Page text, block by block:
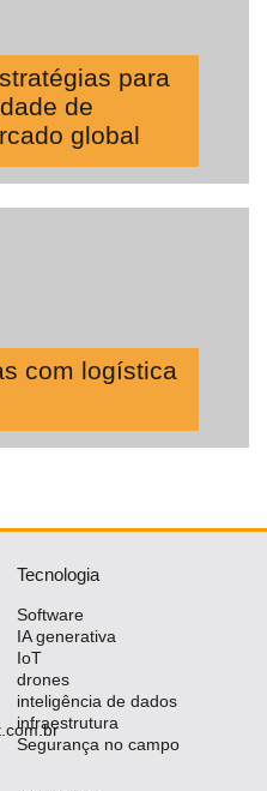
para
de
global
com logística
Tecnologia
Software
IA generativa
IoT
drones
inteligência de dados
infraestrutura
Segurança no campo